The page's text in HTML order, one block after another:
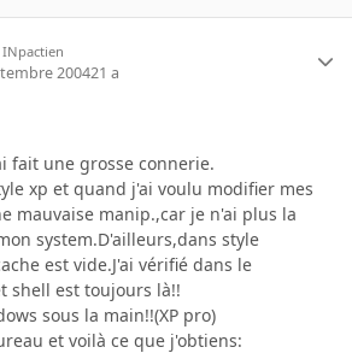
INpactien
200421 a
fait une grosse connerie.
xp et quand j'ai voulu modifier mes
mauvaise manip.,car je n'ai plus la
system.D'ailleurs,dans style
est vide.J'ai vérifié dans le
shell est toujours là!!
sous la main!!(XP pro)
et voilà ce que j'obtiens: